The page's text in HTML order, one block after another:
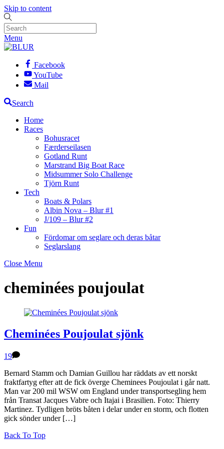
Skip to content
Menu
Facebook
YouTube
Mail
Search
Home
Races
Bohusracet
Færderseilasen
Gotland Runt
Marstrand Big Boat Race
Midsummer Solo Challenge
Tjörn Runt
Tech
Boats & Polars
Albin Nova – Blur #1
J/109 – Blur #2
Fun
Fördomar om seglare och deras båtar
Seglarslang
Close Menu
cheminées poujoulat
Cheminées Poujoulat sjönk
19
Bernard Stamm och Damian Guillou har räddats av ett norskt
fraktfartyg efter att de fick överge Cheminees Poujoulat i går natt.
Man var 200 mil WSW om England under transportsegling hem
från Transat Jacques Vabre och Itajai i Brasilien. Foto: Thierry
Martinez. Tydligen bröts båten i delar under en storm, och flotten
gick sönder under […]
Back To Top